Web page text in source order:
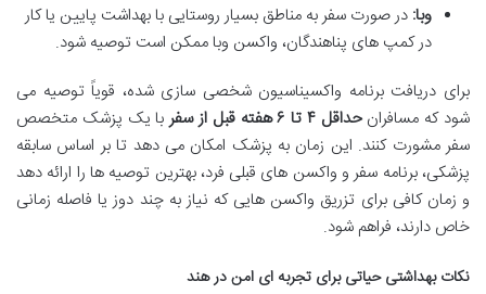
وبا: در صورت سفر به مناطق بسیار روستایی با بهداشت پایین یا کار
در کمپ های پناهندگان، واکسن وبا ممکن است توصیه شود.
برای دریافت برنامه واکسیناسیون شخصی سازی شده، قویاً توصیه می
شود که مسافرانحداقل ۴ تا ۶ هفته قبل از سفر
با یک پزشک متخصص
سفر مشورت کنند. این زمان به پزشک امکان می دهد تا بر اساس سابقه
پزشکی، برنامه سفر و واکسن های قبلی فرد، بهترین توصیه ها را ارائه دهد
و زمان کافی برای تزریق واکسن هایی که نیاز به چند دوز یا فاصله زمانی
خاص دارند، فراهم شود.
نکات بهداشتی حیاتی برای تجربه ای امن در هند